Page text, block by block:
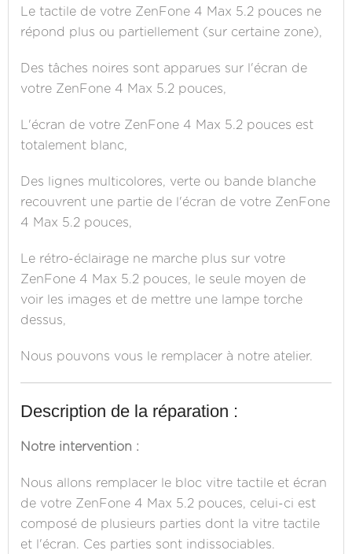
Le tactile de votre ZenFone 4 Max 5.2 pouces ne
répond plus ou partiellement (sur certaine zone),
Des tâches noires sont apparues sur l'écran de
votre ZenFone 4 Max 5.2 pouces,
L'écran de votre ZenFone 4 Max 5.2 pouces est
totalement blanc,
Des lignes multicolores, verte ou bande blanche
recouvrent une partie de l'écran de votre ZenFone
4 Max 5.2 pouces,
Le rétro-éclairage ne marche plus sur votre
ZenFone 4 Max 5.2 pouces, le seule moyen de
voir les images et de mettre une lampe torche
dessus,
Nous pouvons vous le remplacer à notre atelier.
Description de la réparation :
Notre intervention :
Nous allons remplacer le bloc vitre tactile et écran
de votre ZenFone 4 Max 5.2 pouces, celui-ci est
composé de plusieurs parties dont la vitre tactile
et l'écran. Ces parties sont indissociables.